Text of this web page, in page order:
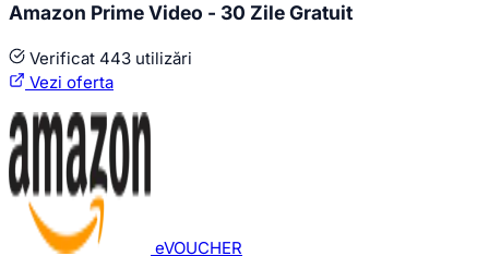
Amazon Prime Video - 30 Zile Gratuit
Verificat 443 utilizări
Vezi oferta
eVOUCHER